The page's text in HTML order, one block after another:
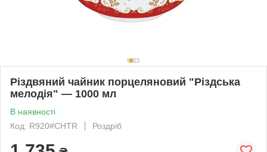
Різдвяний чайник порцеляновий "Різдська
мелодія" — 1000 мл
В наявності
Код: R920#CHTR
Роздріб